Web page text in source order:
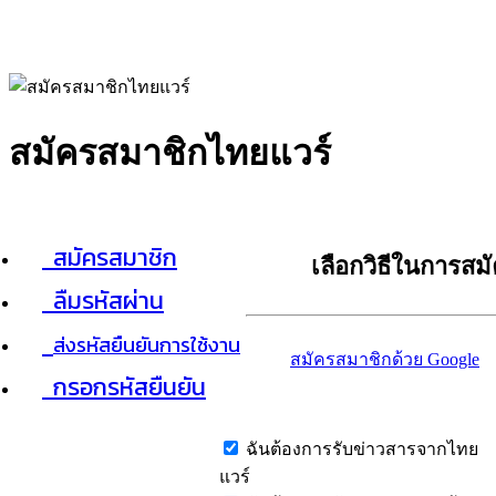
สมัครสมาชิกไทยแวร์
สมัครสมาชิก
ลืมรหัสผ่าน
ส่งรหัสยืนยันการใช้งาน
กรอกรหัสยืนยัน
เลือกวิธีในการส
สมัครสมาชิกด้วย Google
ฉันต้องการรับข่าวสารจากไทย
แวร์